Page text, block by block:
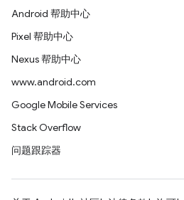
Android 帮助中心
Pixel 帮助中心
Nexus 帮助中心
www.android.com
Google Mobile Services
Stack Overflow
问题跟踪器